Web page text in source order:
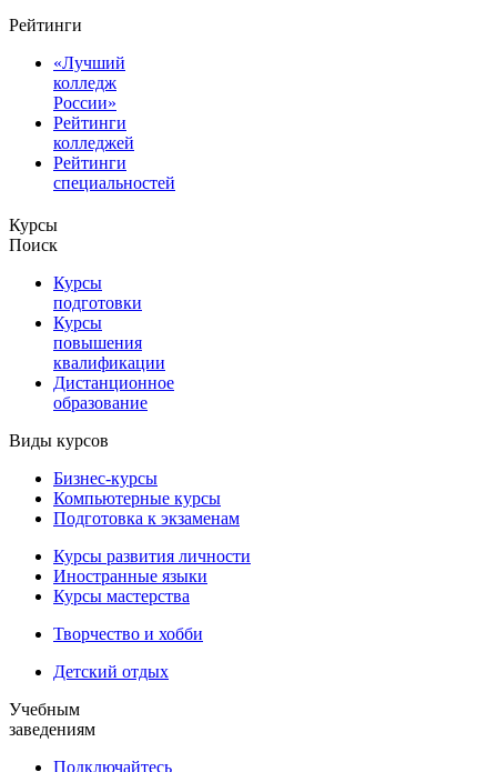
Рейтинги
«Лучший
колледж
России»
Рейтинги
колледжей
Рейтинги
специальностей
Курсы
Поиск
Курсы
подготовки
Курсы
повышения
квалификации
Дистанционное
образование
Виды курсов
Бизнес-курсы
Компьютерные курсы
Подготовка к экзаменам
Курсы развития личности
Иностранные языки
Курсы мастерства
Творчество и хобби
Детский отдых
Учебным
заведениям
Подключайтесь